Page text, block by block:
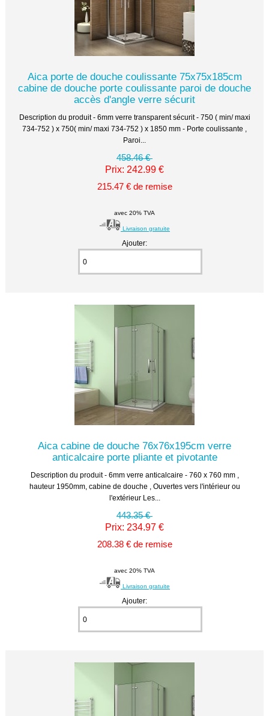
Aica porte de douche coulissante 75x75x185cm
cabine de douche porte coulissante paroi de douche
accès d'angle verre sécurit
Description du produit - 6mm verre transparent sécurit - 750 ( min/ maxi
734-752 ) x 750( min/ maxi 734-752 ) x 1850 mm - Porte coulissante ,
Paroi...
458.46 €
Prix: 242.99 €
215.47 € de remise
avec 20% TVA
Livraison gratuite
Ajouter:
Aica cabine de douche 76x76x195cm verre
anticalcaire porte pliante et pivotante
Description du produit - 6mm verre anticalcaire - 760 x 760 mm ,
hauteur 1950mm, cabine de douche , Ouvertes vers l'intérieur ou
l'extérieur Les...
443.35 €
Prix: 234.97 €
208.38 € de remise
avec 20% TVA
Livraison gratuite
Ajouter: